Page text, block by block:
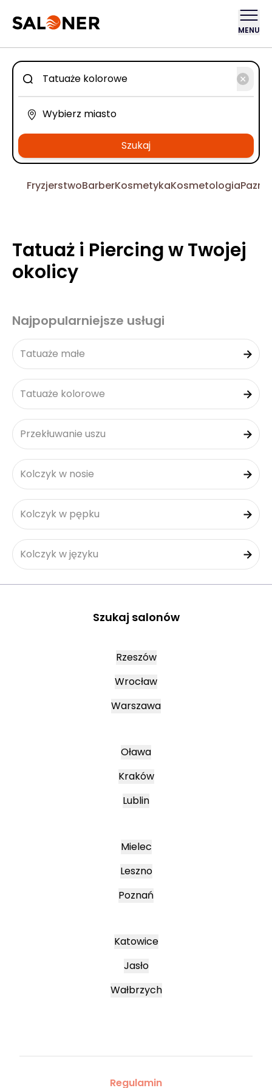
MENU
Szukaj
FryzjerstwoBarberKosmetykaKosmetologia
Tatuaż i Piercing w Twojej
okolicy
Najpopularniejsze usługi
Tatuaże małe
Tatuaże kolorowe
Przekłuwanie uszu
Kolczyk w nosie
Kolczyk w pępku
Kolczyk w języku
Szukaj salonów
Rzeszów
Wrocław
Warszawa
Oława
Kraków
Lublin
Mielec
Leszno
Poznań
Katowice
Jasło
Wałbrzych
Regulamin